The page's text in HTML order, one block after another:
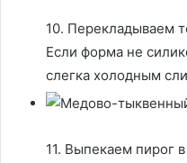
10. Перекладываем
Если форма не
слегка холодным
11. Выпекаем пирог